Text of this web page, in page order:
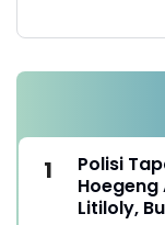
Polisi
Litiloly,